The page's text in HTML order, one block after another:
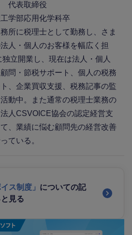
代表取締役
学部応用化学科卒
所に税理士として勤務し、さま
人・個人のお客様を幅広く担
立開業し、現在は法人・個人
問・節税サポート、個人の税務
、企業買収支援、税務記事の監
動中。また通常の税理士業務の
人CSVOICE協会の認定経営支
、業績に悩む顧問先の経営改善
ている。
ス制度」 についての記
見る